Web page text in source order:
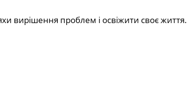
вирішення проблем і освіжити своє життя.